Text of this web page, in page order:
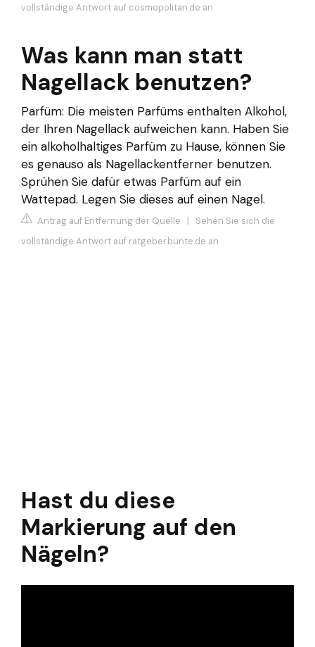
vollständige Antwort auf cosmopolitan.de an
Was kann man statt
Nagellack benutzen?
Parfüm: Die meisten Parfüms enthalten Alkohol,
der Ihren Nagellack aufweichen kann. Haben Sie
ein alkoholhaltiges Parfüm zu Hause, können Sie
es genauso als Nagellackentferner benutzen.
Sprühen Sie dafür etwas Parfüm auf ein
Wattepad. Legen Sie dieses auf einen Nagel.
Antrag auf Entfernung der Quelle | Sehen Sie sich die
vollständige Antwort auf ratgeber.bunte.de an
Hast du diese
Markierung auf den
Nägeln?